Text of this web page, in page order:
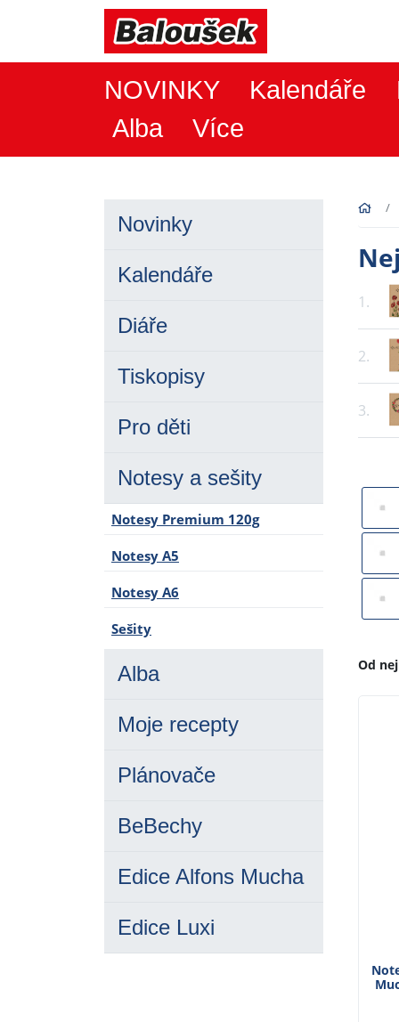
NOVINKY Kalendáře
Alba
Více
Novinky
Kalendáře
Diáře
Tiskopisy
Pro děti
Notesy a sešity
Notesy Premium 120g
Notesy A5
Notesy A6
Sešity
Alba
Moje recepty
Plánovače
BeBechy
Edice Alfons Mucha
Edice Luxi
1.
2.
3.
Od